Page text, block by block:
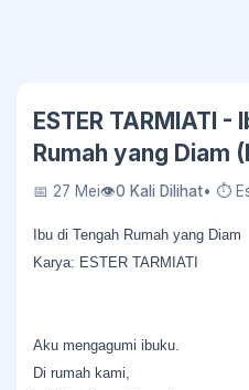
ESTER TARMIATI -
Rumah yang Diam
📅 27 Mei👁0 Kali Dilihat• ⏱
Ibu di Tengah Rumah yang Diam
Karya: ESTER TARMIATI
Aku mengagumi ibuku.
Di rumah kami,